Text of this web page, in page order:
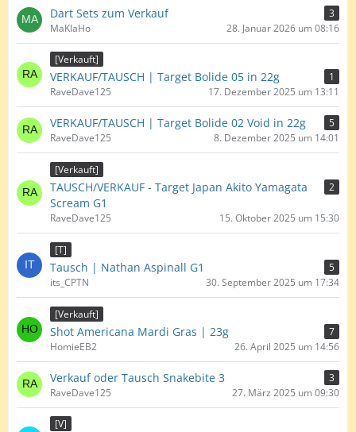
Dart Sets zum Verkauf
3
MaKlaHo
28. Januar 2026 um 08:16
[Verkauft]
VERKAUF/TAUSCH | Target Bolide 05 in 22g
1
RaveDave125
17. Dezember 2025 um 13:11
VERKAUF/TAUSCH | Target Bolide 02 Void in 22g
5
RaveDave125
8. Dezember 2025 um 14:01
[Verkauft]
TAUSCH/VERKAUF - Target Japan Akito Yamagata
Scream G1
2
RaveDave125 15. Oktober 2025 um 15:30
[T]
Tausch | Nathan Aspinall G1
5
its_CPTN
30. September 2025 um 17:34
[Verkauft]
Shot Americana Mardi Gras | 23g
7
HomieEB2
26. April 2025 um 14:56
Verkauf oder Tausch Snakebite 3
3
RaveDave125
27. März 2025 um 09:30
[V]